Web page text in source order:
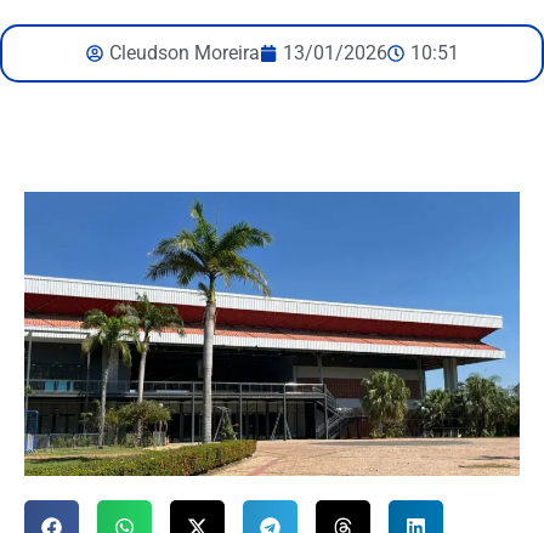
Cleudson Moreira 13/01/2026 10:51